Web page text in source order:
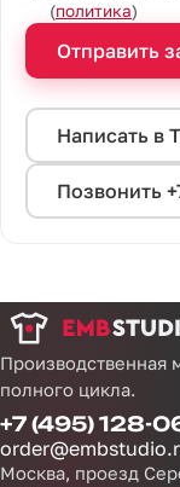
(политика)
Отправить
Написать в
Позвонить
Производственная
полного цикла.
+7 (495) 128-
Москва, проезд